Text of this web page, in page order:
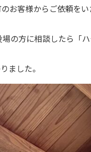
お客様からご依頼を
の方に相談したら「
ました。